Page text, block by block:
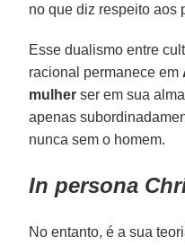
no que diz respeito aos
Esse dualismo entre
racional permanece em
mulher ser em sua
apenas
nunca sem o homem.
In persona
No entanto, é a sua